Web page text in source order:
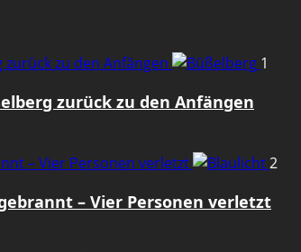
zu den Anfängen 1
zurück zu den Anfängen
– Vier Personen verletzt
2
– Vier Personen verletzt